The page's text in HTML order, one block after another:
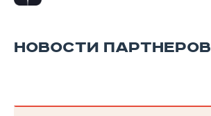
НОВОСТИ ПАРТНЕРОВ